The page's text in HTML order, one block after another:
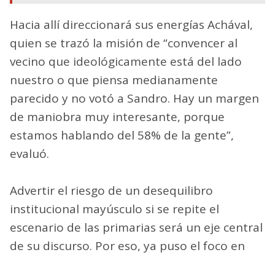
Hacia allí direccionará sus energías Achával,
quien se trazó la misión de “convencer al
vecino que ideológicamente está del lado
nuestro o que piensa medianamente
parecido y no votó a Sandro. Hay un margen
de maniobra muy interesante, porque
estamos hablando del 58% de la gente”,
evaluó.
Advertir el riesgo de un desequilibro
institucional mayúsculo si se repite el
escenario de las primarias será un eje central
de su discurso. Por eso, ya puso el foco en